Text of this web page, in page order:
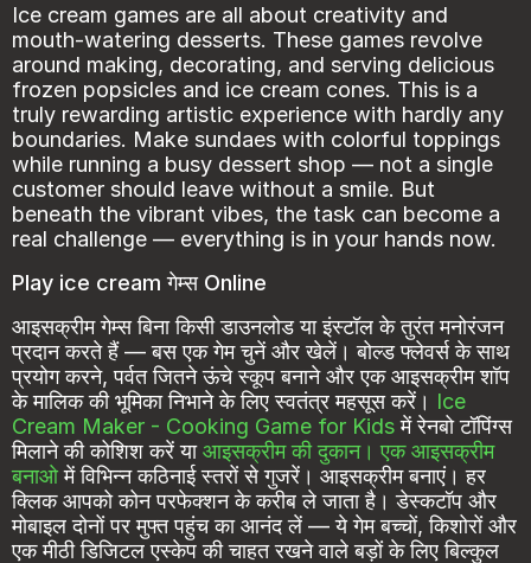
Ice cream games are all about creativity and
mouth-watering desserts. These games revolve
around making, decorating, and serving delicious
frozen popsicles and ice cream cones. This is a
truly rewarding artistic experience with hardly any
boundaries. Make sundaes with colorful toppings
while running a busy dessert shop — not a single
customer should leave without a smile. But
beneath the vibrant vibes, the task can become a
real challenge — everything is in your hands now.
Play ice cream गेम्स Online
आइसक्रीम गेम्स बिना किसी डाउनलोड या इंस्टॉल के तुरंत मनोरंजन
प्रदान करते हैं — बस एक गेम चुनें और खेलें। बोल्ड फ्लेवर्स के साथ
प्रयोग करने, पर्वत जितने ऊंचे स्कूप बनाने और एक आइसक्रीम शॉप
के मालिक की भूमिका निभाने के लिए स्वतंत्र महसूस करें। Ice
Cream Maker - Cooking Game for Kidsमें रेनबो टॉपिंग्स
मिलाने की कोशिश करें याआइसक्रीम की दुकान। एक आइसक्रीम
बनाओमें विभिन्न कठिनाई स्तरों से गुजरें। आइसक्रीम बनाएं। हर
क्लिक आपको कोन परफेक्शन के करीब ले जाता है। डेस्कटॉप और
मोबाइल दोनों पर मुफ्त पहुंच का आनंद लें — ये गेम बच्चों, किशोरों और
एक मीठी डिजिटल एस्केप की चाहत रखने वाले बड़ों के लिए बिल्कुल